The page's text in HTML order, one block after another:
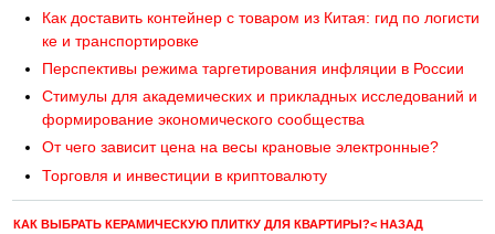
Как доставить контейнер с товаром из Китая: гид по логисти
ке и транспортировке
Перспективы режима таргетирования инфляции в России
Стимулы для академических и прикладных исследований и
формирование экономического сообщества
От чего зависит цена на весы крановые электронные?
Торговля и инвестиции в криптовалюту
КАК ВЫБРАТЬ КЕРАМИЧЕСКУЮ ПЛИТКУ ДЛЯ КВАРТИРЫ?< НАЗАД